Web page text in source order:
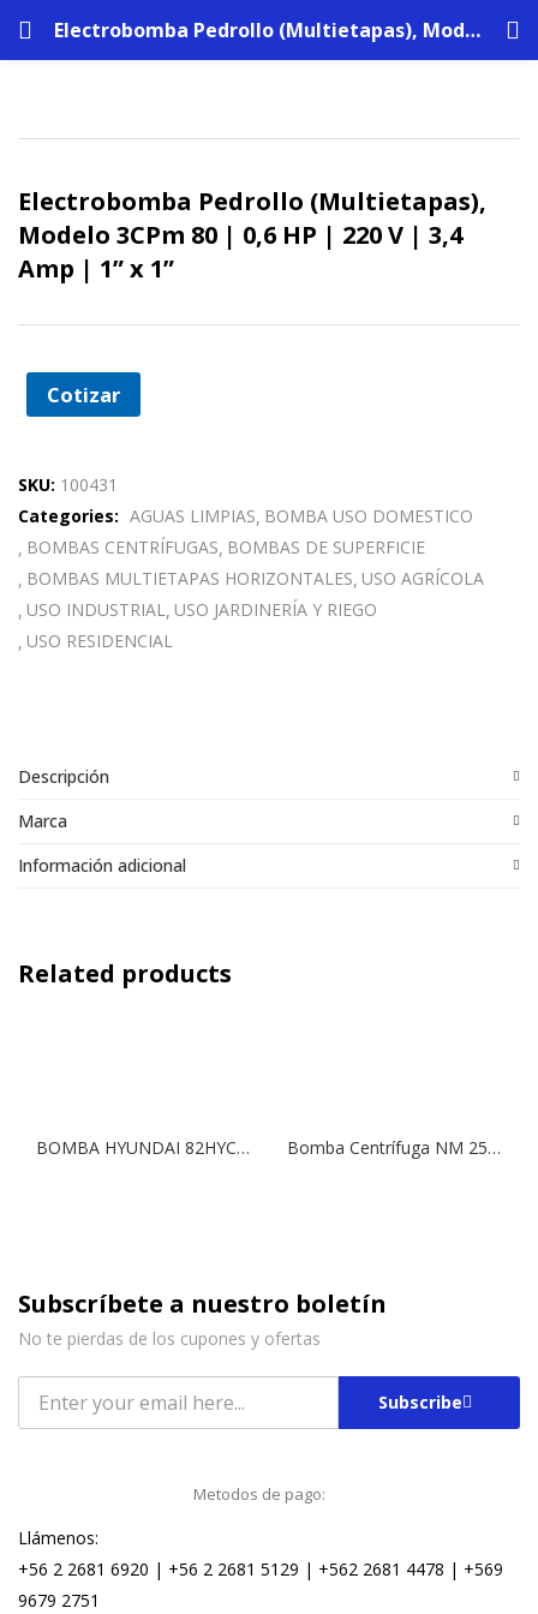
Electrobomba Pedrollo (Multietapas), Modelo 3CPm 80 | 0,6 HP | 220 V | 3,4 Amp | 1” x 1”
Electrobomba Pedrollo (Multietapas),
Modelo 3CPm 80 | 0,6 HP | 220 V | 3,4
Amp | 1” x 1”
Cotizar
SKU: 100431
Categories: AGUAS LIMPIAS BOMBA USO DOMESTICO
BOMBAS CENTRÍFUGAS BOMBAS DE SUPERFICIE
BOMBAS MULTIETAPAS HORIZONTALES USO AGRÍCOLA
USO INDUSTRIAL USO JARDINERÍA Y RIEGO
USO RESIDENCIAL
Descripción
Marca
Información adicional
Related products
BOMBA HYUNDAI 82HYCPM158 220V 1HP 1″X1″ Bomba Centrífuga NM 25/20S | 5,5 HP | 380 V.
Subscríbete a nuestro boletín
No te pierdas de los cupones y ofertas
Subscribe
Metodos de pago:
Llámenos:
+56 2 2681 6920 | +56 2 2681 5129 | +562 2681 4478 | +569
9679 2751